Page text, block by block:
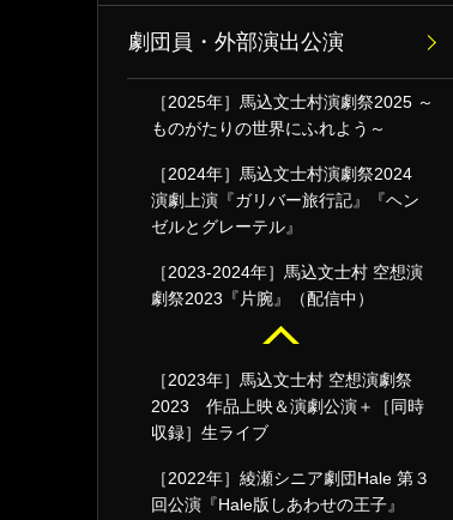
劇団員・外部演出公演
［2025年］馬込文士村演劇祭2025 ～
ものがたりの世界にふれよう～
［2024年］馬込文士村演劇祭2024
演劇上演『ガリバー旅行記』『ヘン
ゼルとグレーテル』
［2023-2024年］馬込文士村 空想演
劇祭2023『片腕』（配信中）
［2023年］馬込文士村 空想演劇祭
2023 作品上映＆演劇公演＋［同時
収録］生ライブ
［2022年］綾瀬シニア劇団Hale 第３
回公演『Hale版しあわせの王子』